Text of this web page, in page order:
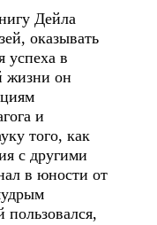
Дейла
оказывать
успеха в
жизни он
и
того, как
с другими
в юности от